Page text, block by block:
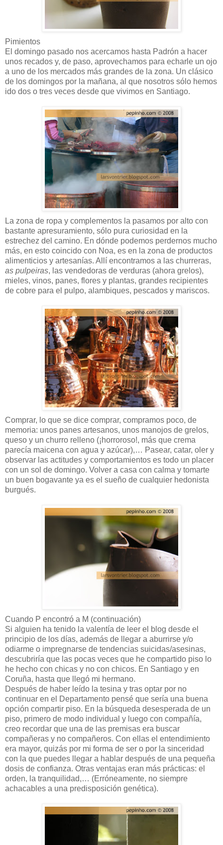
Pimientos
El domingo pasado nos acercamos hasta Padrón a hacer
unos recados y, de paso, aprovechamos para echarle un ojo
a uno de los mercados más grandes de la zona. Un clásico
de los domingos por la mañana, al que nosotros sólo hemos
ido dos o tres veces desde que vivimos en Santiago.
La zona de ropa y complementos la pasamos por alto con
bastante apresuramiento, sólo pura curiosidad en la
estrechez del camino. En dónde podemos perdernos mucho
más, en esto coincido con Noa, es en la zona de productos
alimenticios y artesanías. Allí encontramos a las churreras,
as pulpeiras, las vendedoras de verduras (ahora grelos),
mieles, vinos, panes, flores y plantas, grandes recipientes
de cobre para el pulpo, alambiques, pescados y mariscos.
Comprar, lo que se dice comprar, compramos poco, de
memoria: unos panes artesanos, unos manojos de grelos,
queso y un churro relleno (¡horroroso!, más que crema
parecía maicena con agua y azúcar),… Pasear, catar, oler y
observar las actitudes y comportamientos es todo un placer
con un sol de domingo. Volver a casa con calma y tomarte
un buen bogavante ya es el sueño de cualquier hedonista
burgués.
Cuando P encontró a M (continuación)
Si alguien ha tenido la valentía de leer el blog desde el
principio de los días, además de llegar a aburrirse y/o
odiarme o impregnarse de tendencias suicidas/asesinas,
descubriría que las pocas veces que he compartido piso lo
he hecho con chicas y no con chicos. En Santiago y en
Coruña, hasta que llegó mi hermano.
Después de haber leído la tesina y tras optar por no
continuar en el Departamento pensé que sería una buena
opción compartir piso. En la búsqueda desesperada de un
piso, primero de modo individual y luego con compañía,
creo recordar que una de las premisas era buscar
compañeras y no compañeros. Con ellas el entendimiento
era mayor, quizás por mi forma de ser o por la sinceridad
con la que puedes llegar a hablar después de una pequeña
dosis de confianza. Otras ventajas eran más prácticas: el
orden, la tranquilidad,… (Erróneamente, no siempre
achacables a una predisposición genética).